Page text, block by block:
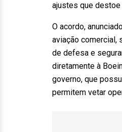
ajustes que
O acordo,
aviação comercial,
de defesa e
diretamente à
governo, que
permitem vetar